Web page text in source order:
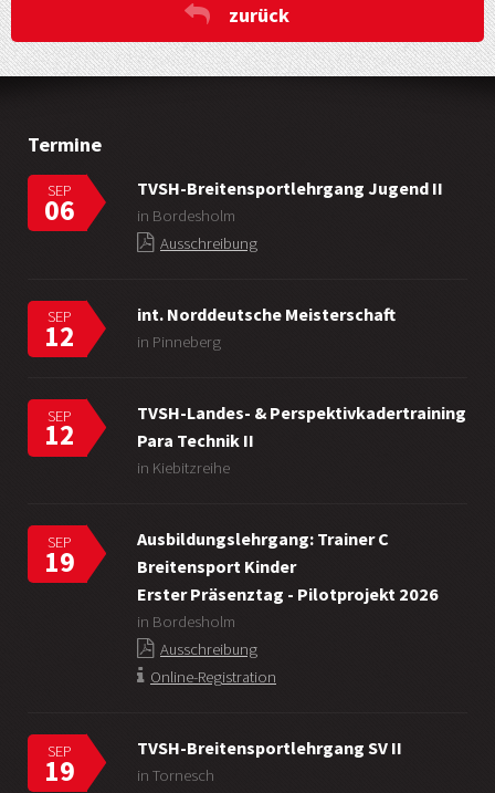
zurück
Termine
SEP
06
TVSH-Breitensportlehrgang Jugend II
in Bordesholm
Ausschreibung
SEP
12
int. Norddeutsche Meisterschaft
in Pinneberg
SEP
12
TVSH-Landes- & Perspektivkadertraining
Para Technik II
in Kiebitzreihe
SEP
19
Ausbildungslehrgang: Trainer C
Breitensport Kinder
Erster Präsenztag - Pilotprojekt 2026
in Bordesholm
Ausschreibung
Online-Registration
SEP
19
TVSH-Breitensportlehrgang SV II
in Tornesch